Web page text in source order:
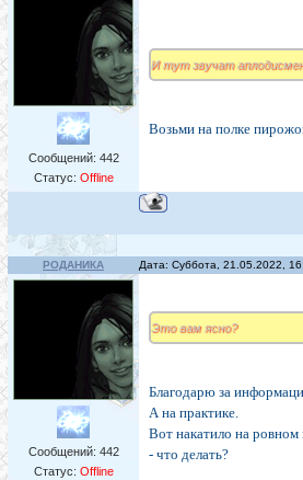
Сообщений: 442
Статус: Offline
И тут звучат
Возьми на полке
РОДАНИКА Дата: Суббота, 21.05.2022,
Сообщений: 442
Статус: Offline
Это вам ясно?
Благодарю за
А на практике.
Вот накатило на ровном
- что делать?